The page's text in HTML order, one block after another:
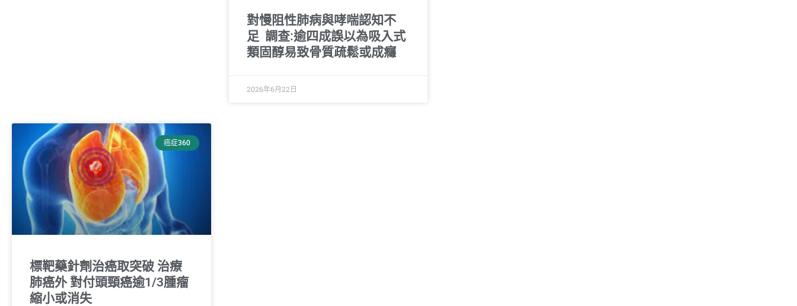
對慢阻性肺病與哮喘認知不
足 調查:逾四成誤以為吸入式
類固醇易致骨質疏鬆或成癮
2026年6月22日
癌症360
標靶藥針劑治癌取突破 治療
肺癌外 對付頭頸癌逾1/3腫瘤
縮小或消失